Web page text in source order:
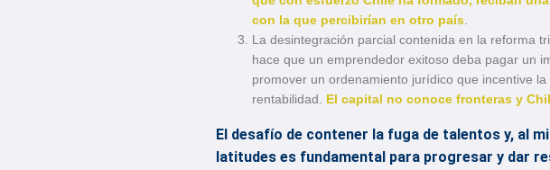
con la que percibirían en otro país
La desintegración parcial contenida en la reforma
hace que un emprendedor exitoso deba pagar un
promover un ordenamiento jurídico que incentive
rentabilidad. El capital no conoce fronteras y
El desafío de contener la fuga de talentos y, al
latitudes es fundamental para progresar y dar